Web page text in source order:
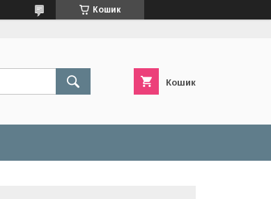
Кошик
Кошик